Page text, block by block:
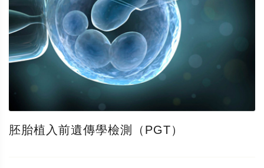
胚胎植入前遺傳學檢測（PGT）